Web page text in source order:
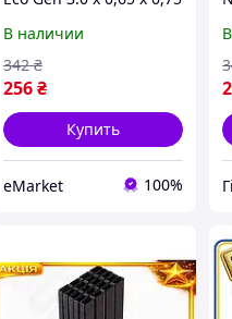
пневматического
пистолета крепежные
скоб MAR_K
В наличии
256 ₴
342 ₴
Купить
eMarket 100%